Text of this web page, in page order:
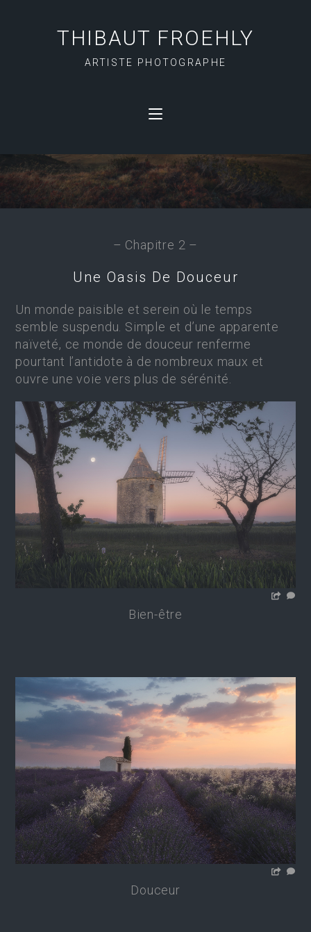
THIBAUT FROEHLY
ARTISTE PHOTOGRAPHE
DOUCEUR
– Chapitre 2 –
Une Oasis De Douceur
Un monde paisible et serein où le temps
semble suspendu. Simple et d’une apparente
naïveté, ce monde de douceur renferme
pourtant l’antidote à de nombreux maux et
ouvre une voie vers plus de sérénité.
Bien-être
Douceur